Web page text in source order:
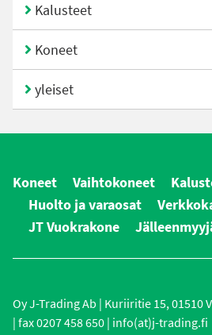
Kalusteet
Koneet
yleiset
Koneet Vaihtokoneet
Huolto ja varaosat
JT Vuokrakone
Oy J-Trading Ab | Kuriiritie 15, 01510
| fax 0207 458 650 | info(at)j-trading.fi